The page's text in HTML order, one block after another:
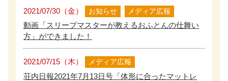
2021/07/30（金） お知らせ メディア広報
動画「スリープマスターが教えるおふとんの仕舞い
方」ができました！
2021/07/15（木） メディア広報
荘内日報2021年7月13日号「体形に合ったマットレ